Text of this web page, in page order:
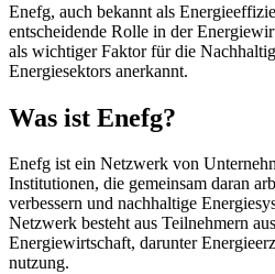
Enefg, auch bekannt als
entscheidende Rolle in der
als wichtiger Faktor für die
Energiesektors anerkannt.
Was ist Enefg?
Enefg ist ein Netzwerk von
Institutionen, die gemeinsam daran
verbessern und nachhaltige
Netzwerk besteht aus Teilnehmern
Energiewirtschaft, darunter
nutzung.